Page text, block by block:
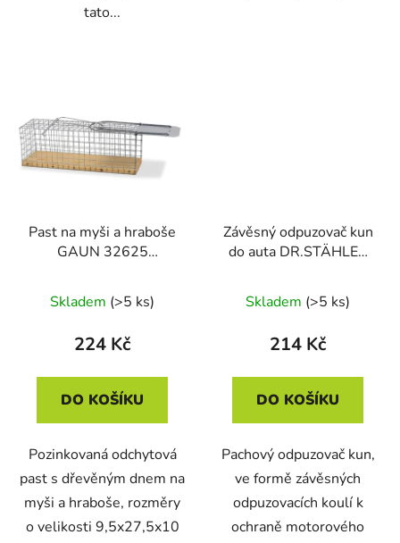
tato...
Past na myši a hraboše
GAUN 32625
Skladem (>5 ks)
224 Kč
DO KOŠÍKU
Pozinkovaná odchytová
past s dřevěným dnem na
myši a hraboše, rozměry
o velikosti 9,5x27,5x10
Závěsný odpuzovač kun
do auta DR.STÄHLER
Skladem (>5 ks)
214 Kč
DO KOŠÍKU
Pachový odpuzovač kun,
ve formě závěsných
odpuzovacích koulí k
ochraně motorového